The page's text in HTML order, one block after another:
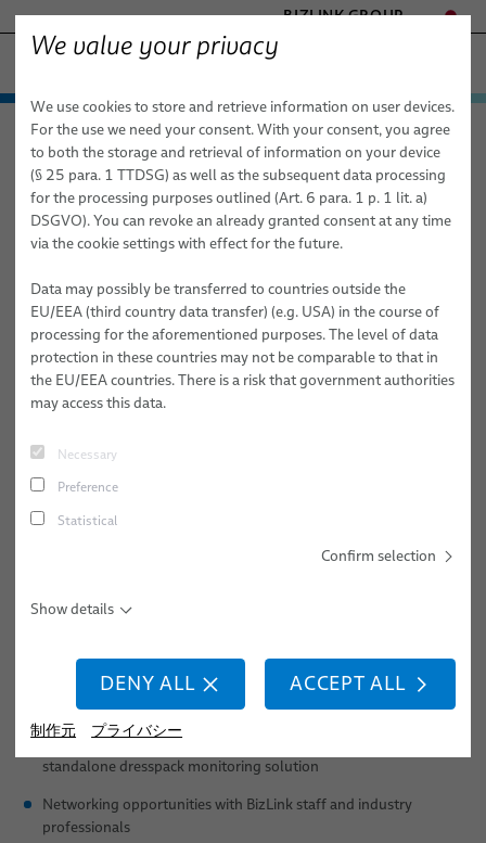
BIZLINK GROUP
- ENGINEERED SOLUTIONS
HEALTHCARE
MARINE
MOBILITY
SEMICONDUCTOR TECHNOLOGY
SILICONE CABLE SOLUTIONS
TELECOM & NETWORKING
製品 / サービス
オートメーションとドライブ
FieldLink® ケーブル
ケーブル組み立て品
サービス
ロボット
ドレスパックシステム
産業オートメーション用途向けロボットケーブル
ロボット用ケーブルの組立
動的オートメーション用途向け産業用ロボットホースおよ
びチューブ
センサーとビジョンソリューション
ロボティクス
すぐに統合できるロボット & 試運転
ドレスパックサービス
ロボット、PLC / オフラインプログラミング
応用分野
オートメーションとドライブ
ロボット
アーク溶接
クリンチング
接着
ねじ締め
医療用ロボット
ニュース
販売網
会社情報/品質
品質
研究開発
キャリア
出版物
ファクトリーオートメーション & 機械 ニュース 記事
2025/09/02
BizLink’s Annual Oktoberfest
Networking Event
The entire team at BizLink Robotics USA invites you to join us at
our 9th annual Oktoberfest, planned for Thursday, September 25,
2025.
#ROBOTICS
The celebration kicks off at 11:00 a.m. and runs all day to provide
by whenever they would like to reconnect and check out our latest
Some highlights to anticipate at this year’s Oktoberfest:
Product demos of BizLink’s new
standalone dresspack monitoring solution
Networking opportunities with BizLink staff and industry
professionals
We value your privacy
We use cookies to store and retrieve information on user devices.
For the use we need your consent. With your consent, you agree
to both the storage and retrieval of information on your device
(§ 25 para. 1 TTDSG) as well as the subsequent data processing
for the processing purposes outlined (Art. 6 para. 1 p. 1 lit. a)
DSGVO). You can revoke an already granted consent at any time
via the cookie settings with effect for the future.
Data may possibly be transferred to countries outside the
EU/EEA (third country data transfer) (e.g. USA) in the course of
processing for the aforementioned purposes. The level of data
protection in these countries may not be comparable to that in
the EU/EEA countries. There is a risk that government authorities
may access this data.
Necessary
Preference
Statistical
Confirm selection
Show details
DENY ALL ACCEPT ALL
制作元 プライバシー